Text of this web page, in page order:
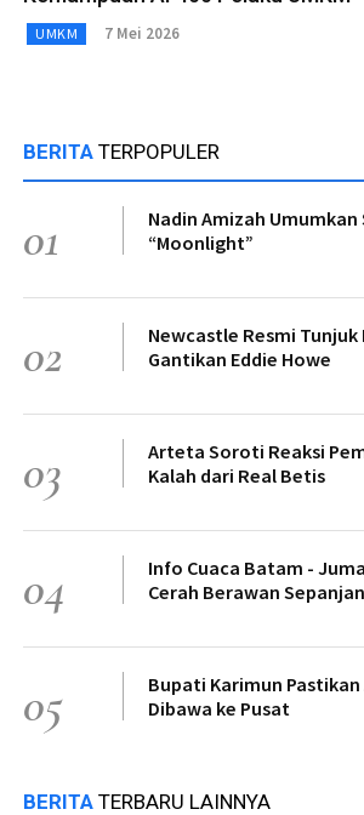
UMKM 7 Mei 2026
BERITA TERPOPULER
01
Nadin Amizah Umumkan
“Moonlight”
02
Newcastle Resmi
Gantikan Eddie Howe
03
Arteta Soroti Reaksi
Kalah dari Real Betis
04
Info Cuaca Batam -
Cerah Berawan
05
Bupati Karimun Pastikan
Dibawa ke Pusat
BERITA TERBARU LAINNYA